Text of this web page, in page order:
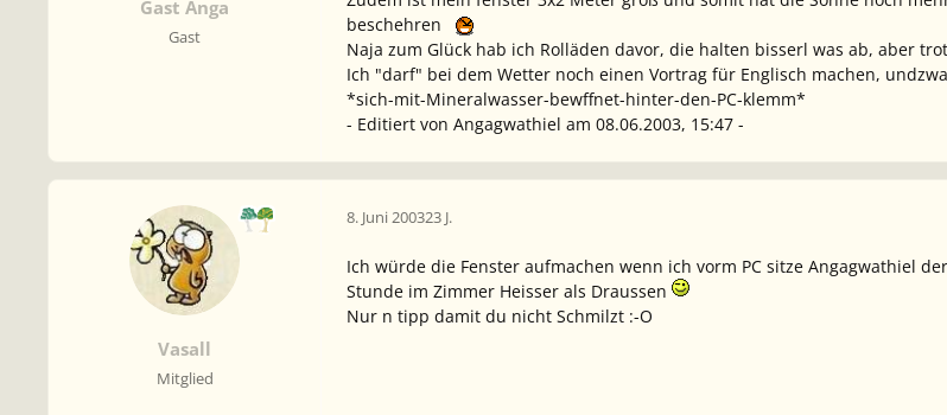
Gast Anga
Gast
beschehren
Naja zum Glück hab ich Rolläden davor, die halten bisserl was ab, aber
Ich "darf" bei dem Wetter noch einen Vortrag für Englisch machen,
*sich-mit-Mineralwasser-bewffnet-hinter-den-PC-klemm*
- Editiert von Angagwathiel am 08.06.2003, 15:47 -
Vasall
Mitglied
8. Juni 200323 J.
Ich würde die Fenster aufmachen wenn ich vorm PC sitze Angagwathiel
Stunde im Zimmer Heisser als Draussen
Nur n tipp damit du nicht Schmilzt :-O